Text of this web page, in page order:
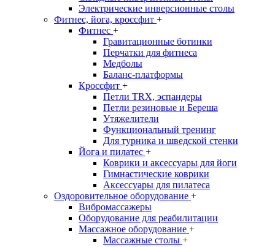
Электрические инверсионные столы
Фитнес, йога, кроссфит +
Фитнес +
Гравитационные ботинки
Перчатки для фитнеса
Медболы
Баланс-платформы
Кроссфит +
Петли TRX, эспандеры
Петли резиновые и Береша
Утяжелители
Функциональный тренинг
Для турника и шведской стенки
Йога и пилатес +
Коврики и аксессуары для йоги
Гимнастические коврики
Аксессуары для пилатеса
Оздоровительное оборудование +
Вибромассажеры
Оборудование для реабилитации
Массажное оборудование +
Массажные столы +